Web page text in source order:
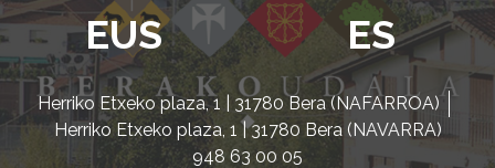
EUS ES
Herriko Etxeko plaza, 1 | 31780 Bera (NAFARROA)
Herriko Etxeko plaza, 1 | 31780 Bera (NAVARRA)
948 63 00 05